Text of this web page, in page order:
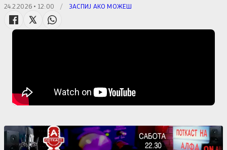
24.2.2026 • 12:00 / ЗАСПИЈ АКО МОЖЕШ